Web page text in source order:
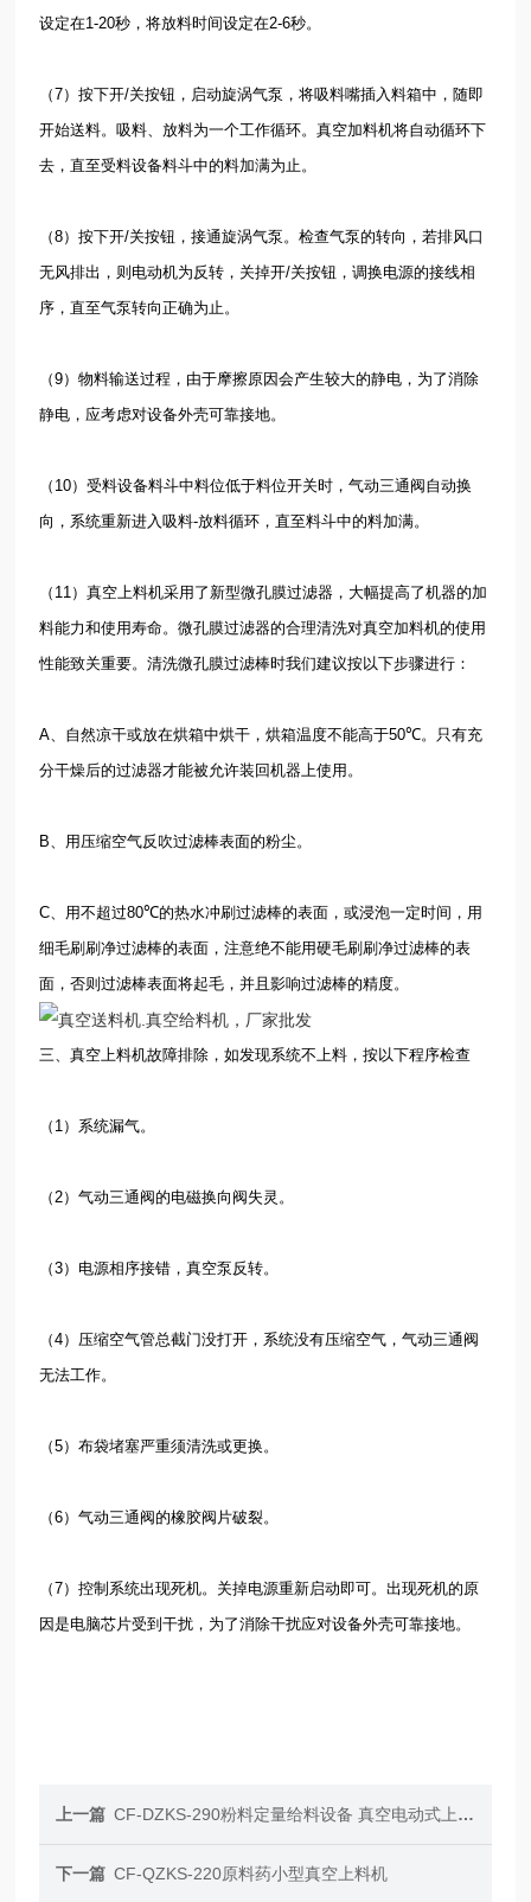
设定在1-20秒，将放料时间设定在2-6秒。
（7）按下开/关按钮，启动旋涡气泵，将吸料嘴插入料箱中，随即
开始送料。吸料、放料为一个工作循环。真空加料机将自动循环下
去，直至受料设备料斗中的料加满为止。
（8）按下开/关按钮，接通旋涡气泵。检查气泵的转向，若排风口
无风排出，则电动机为反转，关掉开/关按钮，调换电源的接线相
序，直至气泵转向正确为止。
（9）物料输送过程，由于摩擦原因会产生较大的静电，为了消除
静电，应考虑对设备外壳可靠接地。
（ 10）受料设备料斗中料位低于料位开关时，气动三通阀自动换
向，系统重新进入吸料-放料循环，直至料斗中的料加满。
（ 11 ）真空上料机采用了新型微孔膜过滤器，大幅提高了机器的加
料能力和使用寿命。微孔膜过滤器的合理清洗对真空加料机的使用
性能致关重要。清洗微孔膜过滤棒时我们建议按以下步骤进行：
A 、自然凉干或放在烘箱中烘干，烘箱温度不能高于50℃。只有充
分干燥后的过滤器才能被允许装回机器上使用。
B 、用压缩空气反吹过滤棒表面的粉尘。
C 、用不超过80℃的热水冲刷过滤棒的表面，或浸泡一定时间，用
细毛刷刷净过滤棒的表面，注意绝不能用硬毛刷刷净过滤棒的表
面，否则过滤棒表面将起毛，并且影响过滤棒的精度。
三、真空上料机故障排除，如发现系统不上料，按以下程序检查
（ 1 ）系统漏气。
（ 2）气动三通阀的电磁换向阀失灵。
（3）电源相序接错，真空泵反转。
（4）压缩空气管总截门没打开，系统没有压缩空气，气动三通阀
无法工作。
（5）布袋堵塞严重须清洗或更换。
（6）气动三通阀的橡胶阀片破裂。
（7）控制系统出现死机。关掉电源重新启动即可。出现死机的原
因是电脑芯片受到干扰，为了消除干扰应对设备外壳可靠接地。
上一篇 CF-DZKS-290粉料定量给料设备 真空电动式上料机
下一篇 CF-QZKS-220原料药小型真空上料机